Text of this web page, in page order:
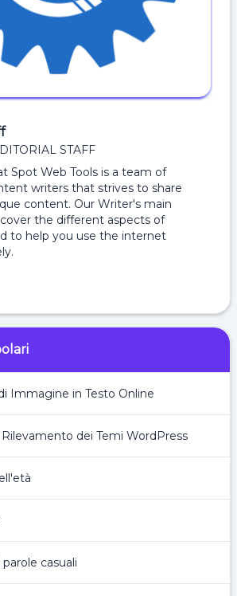
STAFF
Spot Web Tools is a team of
writers that strives to share
content. Our Writer's main
the different aspects of
to help you use the internet
Immagine in Testo Online
dei Temi WordPress
casuali